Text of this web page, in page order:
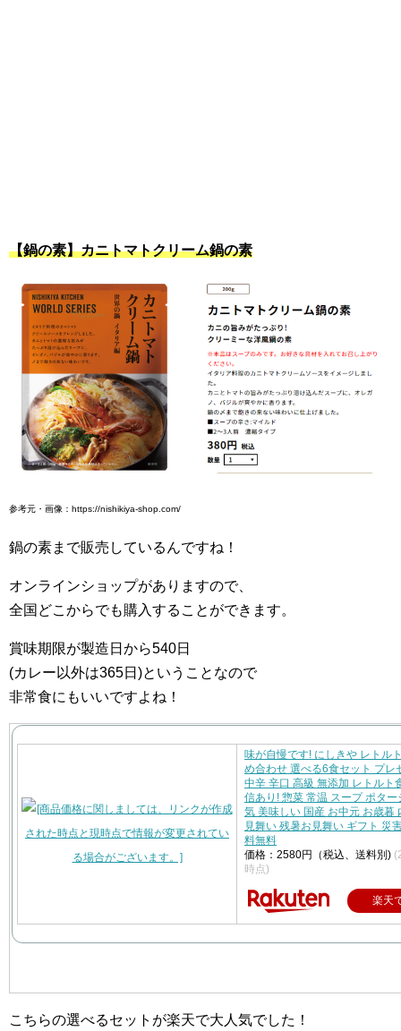
【鍋の素】カニトマトクリーム鍋の素
参考元・画像：https://nishikiya-shop.com/
鍋の素まで販売しているんですね！
オンラインショップがありますので、
全国どこからでも購入することができます。
賞味期限が製造日から540日
(カレー以外は365日)ということなので
非常食にもいいですよね！
味が自慢です! にしきや レトル
め合わせ 選べる6食セット プレ
中辛 辛口 高級 無添加 レトルト
信あり! 惣菜 常温 スープ ポター
気 美味しい 国産 お中元 お歳暮
見舞い 残暑お見舞い ギフト 災
料無料
価格：2580円（税込、送料別)
時点)
楽天
こちらの選べるセットが楽天で大人気でした！